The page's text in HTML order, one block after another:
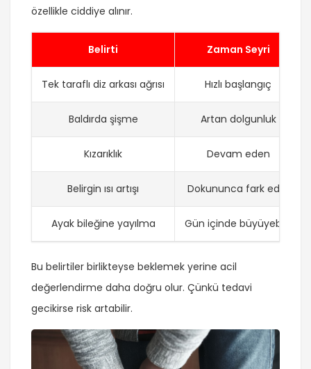
özellikle ciddiye alınır.
Belirti Zaman Seyri
Tek taraflı diz arkası ağrısı Hızlı başlangıç
Baldırda şişme Artan dolgunluk
Kızarıklık Devam eden
Belirgin ısı artışı Dokununca fark edilir
Ayak bileğine yayılma Gün içinde büyüyebilir
Bu belirtiler birlikteyse beklemek yerine acil
değerlendirme daha doğru olur. Çünkü tedavi
gecikirse risk artabilir.